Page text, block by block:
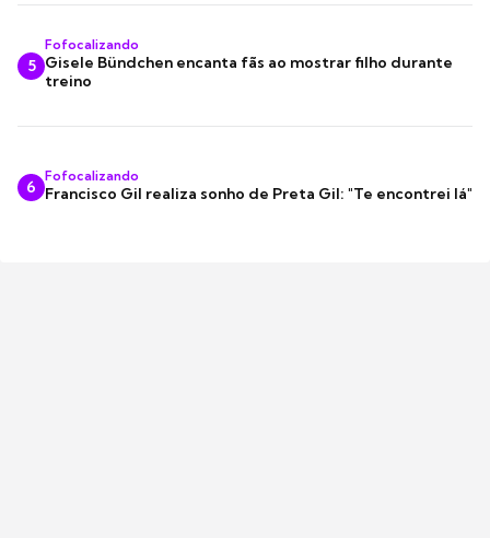
5
Fofocalizando
Gisele Bündchen encanta fãs ao mostrar filho durante
treino
6
Fofocalizando
Francisco Gil realiza sonho de Preta Gil: "Te encontrei lá"